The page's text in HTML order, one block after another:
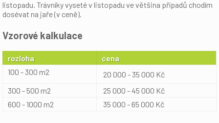
listopadu. Trávníky vyseté v listopadu ve většina případů chodím
dosévat na jaře (v ceně).
Vzorové kalkulace
rozloha
cena
100 - 300 m2
20 000 - 35 000 Kč
300 - 500 m2
25 000 - 45 000 Kč
600 - 1000 m2
35 000 - 65 000 Kč